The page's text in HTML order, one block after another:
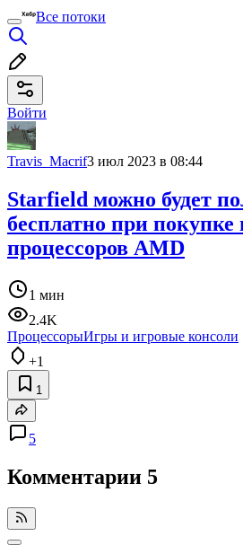
Все потоки
Войти
Travis_Macrif3 июл 2023 в 08:44
Starfield можно будет
бесплатно при
процессоров AMD
1 мин
2.4K
ПроцессорыИгры и игровые консоли
+1
1
5
Комментарии 5